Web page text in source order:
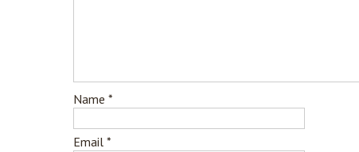
Name *
Email *